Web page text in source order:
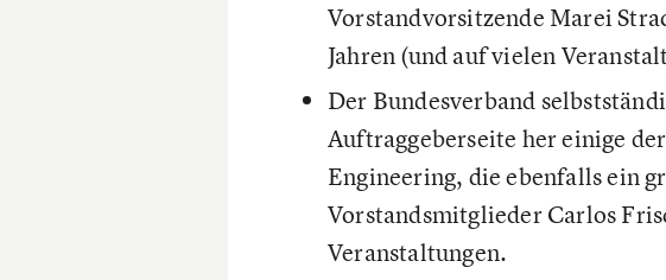
Vorstandvorsitzende Marei
Jahren (und auf vielen
Der Bundesverband
Auftraggeberseite her einige
Engineering, die ebenfalls ein
Vorstandsmitglieder Carlos
Veranstaltungen.